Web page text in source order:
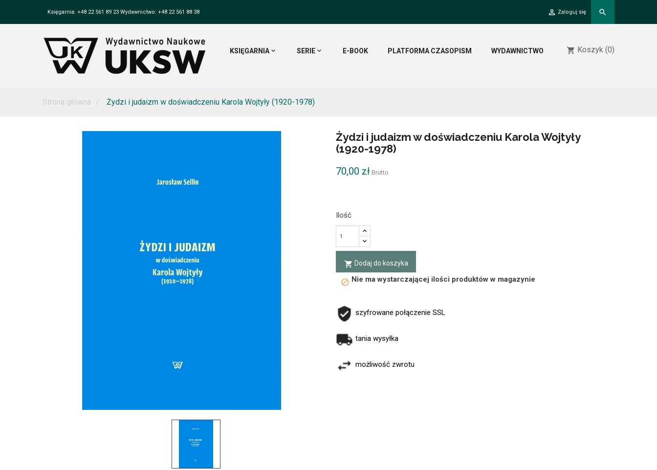
Księgarnia: +48 22 561 89 23 Wydawnictwo: +48 22 561 88 38 search
person_outline Zaloguj się
shopping_cart Koszyk (0)
KSIĘGARNIA SERIE E-BOOK PLATFORMA CZASOPISM WYDAWNICTWO
Strona główna Żydzi i judaizm w doświadczeniu Karola Wojtyły (1920-1978)
Żydzi i judaizm w doświadczeniu Karola Wojtyły
(1920-1978)
70,00 zł Brutto
Ilość
local_grocery_store Dodaj do koszyka
block Nie ma wystarczającej ilości produktów w magazynie
szyfrowane połączenie SSL
tania wysyłka
możliwość zwrotu